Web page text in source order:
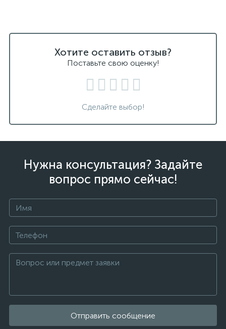
Хотите оставить отзыв?
Поставьте свою оценку!
Сделайте выбор!
Нужна консультация? Задайте
вопрос прямо сейчас!
Отправить сообщение